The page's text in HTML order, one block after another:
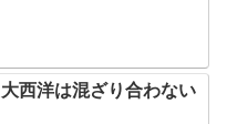
西洋は混ざり合わない